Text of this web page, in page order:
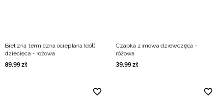
Bielizna termiczna ocieplana (dół)
dziecięca - różowa
89,99 zł
Czapka zimowa dziewczęca -
różowa
39,99 zł